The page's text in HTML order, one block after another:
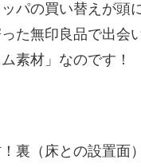
パの買い替えが頭
た無印良品で出会
素材」なのです！
裏（床との設置面